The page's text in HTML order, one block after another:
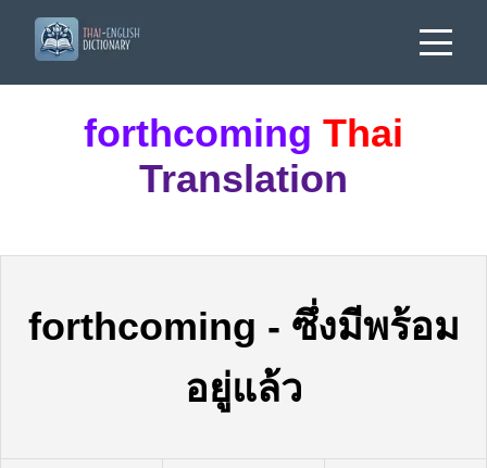
forthcoming Thai
Translation
forthcoming - ซึ่งมีพร้อม
อยู่แล้ว